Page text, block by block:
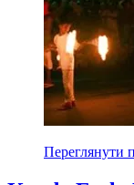
Переглянути